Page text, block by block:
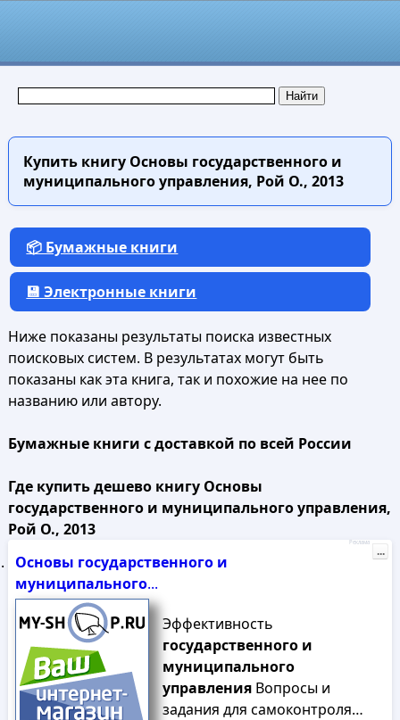
Купить книгуОсновы государственного и
муниципального управления, Рой О., 2013
📦 Бумажные книги
💾 Электронные книги
Ниже показаны результаты поиска известных
поисковых систем. В результатах могут быть
показаны как эта книга, так и похожие на нее по
названию или автору.
Бумажные книги с доставкой по всей России
Где купить дешево книгу Основы
государственного и муниципального управления,
Рой О., 2013
Основы государственного и
муниципального...
Эффективность
государственного и
муниципального
управленияВопросы и
задания для самоконтроля…
Реклама
...